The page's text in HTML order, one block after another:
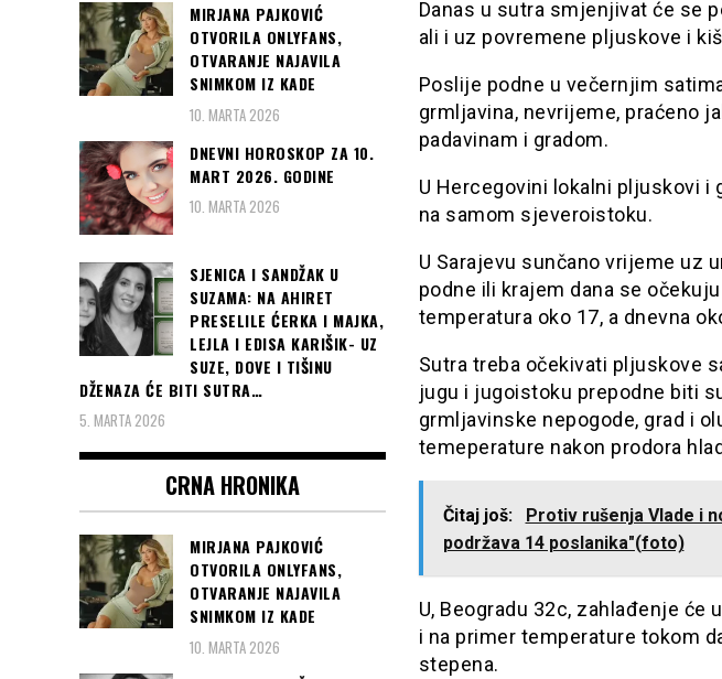
Danas u sutra smjenjivat će se
ali i uz povremene pljuskove i
Poslije podne u večernjim
grmljavina, nevrijeme, praćeno
padavinam i gradom.
U Hercegovini lokalni pljuskovi i
na samom sjeveroistoku.
U Sarajevu sunčano vrijeme uz
podne ili krajem dana se
temperatura oko 17, a dnevna
Sutra treba očekivati pljuskove
jugu i jugoistoku prepodne biti
grmljavinske nepogode, grad i
temeperature nakon prodora
Čitaj još:
Protiv rušenja Vlade i
podržava 14 poslanika"(foto)
U, Beogradu 32c, zahlađenje će
i na primer temperature tokom
stepena.
MIRJANA PAJKOVIĆ
OTVORILA ONLYFANS,
OTVARANJE NAJAVILA
SNIMKOM IZ KADE
10. MARTA 2026
DNEVNI HOROSKOP ZA 10.
MART 2026. GODINE
10. MARTA 2026
SJENICA I SANDŽAK U
SUZAMA: NA AHIRET
PRESELILE ĆERKA I MAJKA,
LEJLA I EDISA KARIŠIK- UZ
SUZE, DOVE I TIŠINU
DŽENAZA ĆE BITI SUTRA…
5. MARTA 2026
CRNA HRONIKA
MIRJANA PAJKOVIĆ
OTVORILA ONLYFANS,
OTVARANJE NAJAVILA
SNIMKOM IZ KADE
10. MARTA 2026